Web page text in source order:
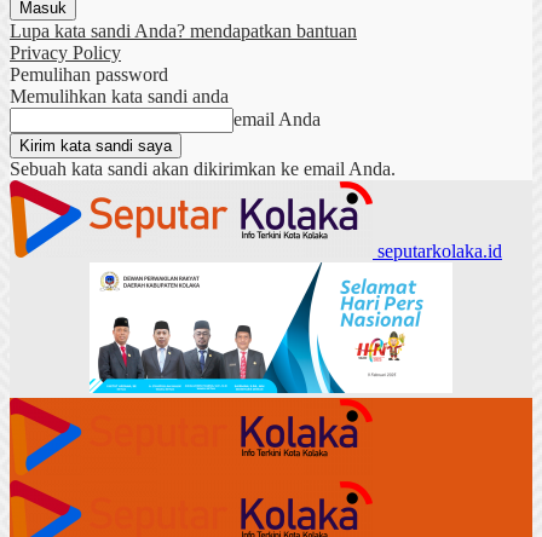
Lupa kata sandi Anda? mendapatkan bantuan
Privacy Policy
Pemulihan password
Memulihkan kata sandi anda
email Anda
Sebuah kata sandi akan dikirimkan ke email Anda.
seputarkolaka.id